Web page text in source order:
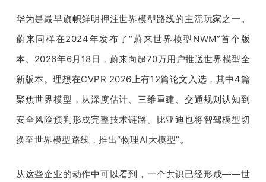
华为是最早旗帜鲜明押注世界模型路线的主流玩家之一。
蔚来同样在2024年发布了“蔚来世界模型NWM”首个版
本。2026年6月18日，蔚来向超70万用户推送世界模型全
新版本。理想在CVPR 2026上有12篇论文入选，其中4篇
聚焦世界模型，从深度估计、三维重建、交通规则认知到
安全风险预判形成完整技术链路。比亚迪也将智驾模型切
换至世界模型路线，推出“物理AI大模型”。
从这些企业的动作中可以看到，一个共识已经形成——世